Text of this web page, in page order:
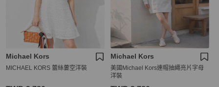
Michael Kors
MICHAEL KORS 蕾絲蔞空洋裝
Michael Kors
美國Michael Kors連帽抽繩亮片字母
洋裝